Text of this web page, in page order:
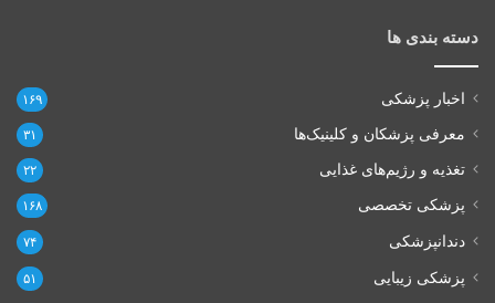
دسته بندی ها
اخبار پزشکی ۱۶۹
معرفی پزشکان و کلینیک‌ها ۳۱
تغذیه و رژیم‌های غذایی ۲۲
پزشکی تخصصی ۱۶۸
دندانپزشکی ۷۴
پزشکی زیبایی ۵۱